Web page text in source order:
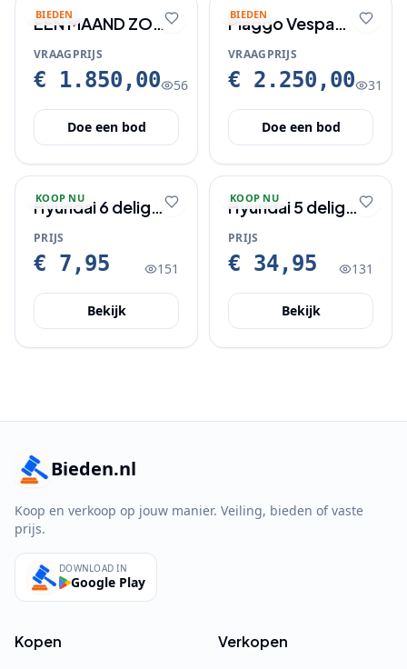
BIEDEN
ÉÉN MAAND ZO
GOED ALS
NIEUWE
KOOP
VRAAGPRIJS
€ 1.850,00 56
Doe een bod
BIEDEN
Piaggo Vespa
sprint 2019
VRAAGPRIJS
€ 2.250,00 31
Doe een bod
KOOP NU
Hyundai 6 delig
doorslag/drevelset.
PRIJS
€ 7,95 151
Bekijk
KOOP NU
Hyundai 5 delig
luchtdruk set
PRIJS
€ 34,95 131
Bekijk
Bieden.nl
Koop en verkoop op jouw manier. Veiling, bieden of vaste
prijs.
DOWNLOAD IN
Google Play
Kopen Verkopen